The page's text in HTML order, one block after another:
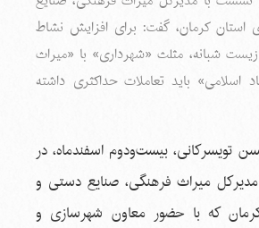
کرمان، گفت: برای افزایش نشاط
شبانه، مثلث «شهرداری» با «میراث
اسلامی» باید تعاملات حداکثری داشته
تویسرکانی، بیست‌ودوم اسفندماه، در
میراث فرهنگی، صنایع دستی و
که با حضور معاون شهرسازی و